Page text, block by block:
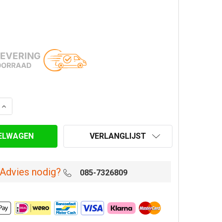
VERLANGLIJST
Advies nodig? 085-7326809